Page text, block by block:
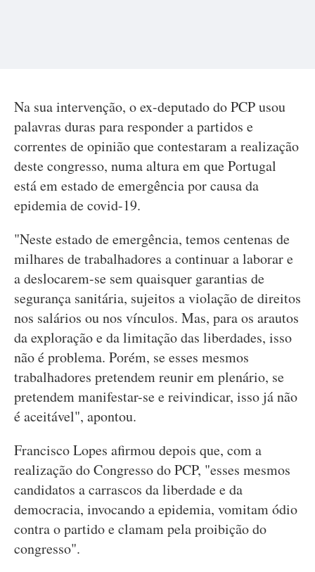
Na sua intervenção, o ex-deputado do PCP usou
palavras duras para responder a partidos e
correntes de opinião que contestaram a realização
deste congresso, numa altura em que Portugal
está em estado de emergência por causa da
epidemia de covid-19.
"Neste estado de emergência, temos centenas de
milhares de trabalhadores a continuar a laborar e
a deslocarem-se sem quaisquer garantias de
segurança sanitária, sujeitos a violação de direitos
nos salários ou nos vínculos. Mas, para os arautos
da exploração e da limitação das liberdades, isso
não é problema. Porém, se esses mesmos
trabalhadores pretendem reunir em plenário, se
pretendem manifestar-se e reivindicar, isso já não
é aceitável", apontou.
Francisco Lopes afirmou depois que, com a
realização do Congresso do PCP, "esses mesmos
candidatos a carrascos da liberdade e da
democracia, invocando a epidemia, vomitam ódio
contra o partido e clamam pela proibição do
congresso".